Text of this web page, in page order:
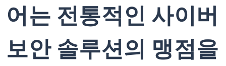
어는 전통적인 사이버
보안 솔루션의 맹점을